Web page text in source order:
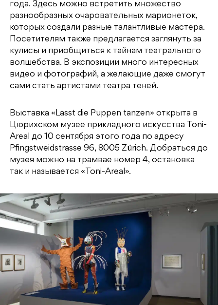
года. Здесь можно встретить множество
разнообразных очаровательных марионеток,
которых создали разные талантливые мастера.
Посетителям также предлагается заглянуть за
кулисы и приобщиться к тайнам театрального
волшебства. В экспозиции много интересных
видео и фотографий, а желающие даже смогут
сами стать артистами театра теней.
Выставка «Lasst die Puppen tanzen» открыта в
Цюрихском музее прикладного искусства Toni-
Areal до 10 сентября этого года по адресу
Pfingstweidstrasse 96, 8005 Zürich. Добраться до
музея можно на трамвае номер 4, остановка
так и называется «Toni-Areal».